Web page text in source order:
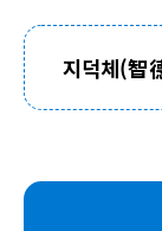
지덕체(智